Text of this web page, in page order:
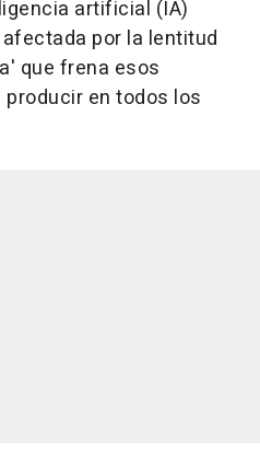
artificial (IA)
por la lentitud
que frena esos
en todos los